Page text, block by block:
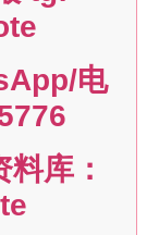
电
库：